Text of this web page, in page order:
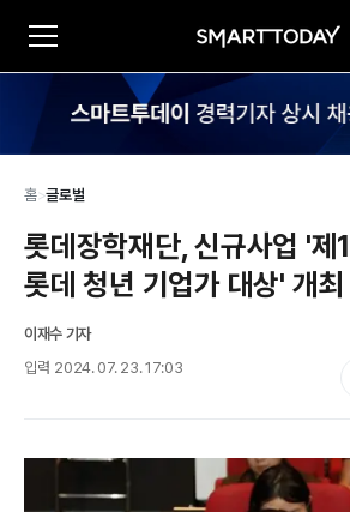
홈>글로벌
롯데장학재단, 신규사업 '제
롯데 청년 기업가 대상' 개최
이재수 기자
입력 2024. 07. 23. 17:03